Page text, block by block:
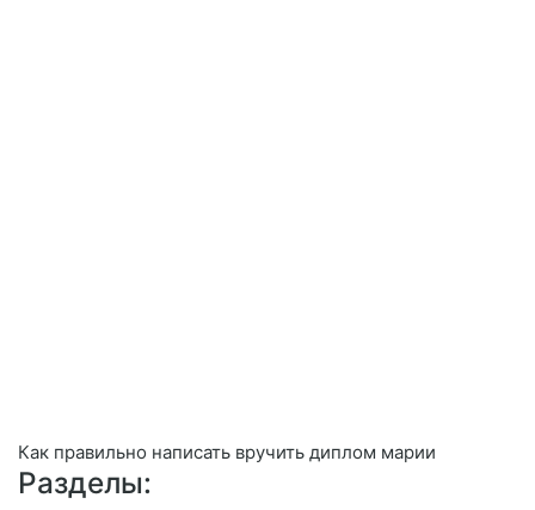
Как правильно написать вручить диплом марии
Разделы: